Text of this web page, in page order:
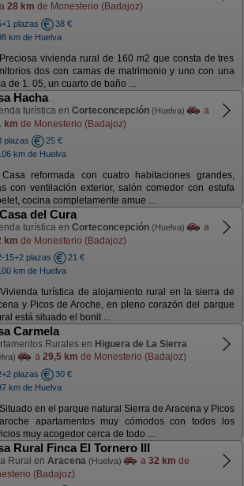
a 28 km de Monesterio (Badajoz)
plazas
38 €
km de Huelva
Preciosa vivienda rural de 160 m2 que consta de tres
dos con camas de matrimonio y uno con una
de 1. 05, un cuarto de baño ...
Hacha
turística en Corteconcepción (Huelva)
a
km de Monesterio (Badajoz)
plazas
25 €
km de Huelva
Casa reformada con cuatro habitaciones grandes,
con ventilación exterior, salón comedor con estufa
cocina completamente amue ...
del Cura
turística en Corteconcepción (Huelva)
a
km de Monesterio (Badajoz)
15+2 plazas
21 €
km de Huelva
Vivienda turística de alojamiento rural en la sierra de
y Picos de Aroche, en pleno corazón del parque
está situado el bonit ...
Carmela
Rurales en Higuera de La Sierra
a 29,5 km de Monesterio (Badajoz)
plazas
30 €
km de Huelva
Situado en el parque natural Sierra de Aracena y Picos
apartamentos muy cómodos con todos los
muy acogedor cerca de todo ...
Rural Finca El Tornero III
Rural en Aracena (Huelva) a 32 km de
(Badajoz)